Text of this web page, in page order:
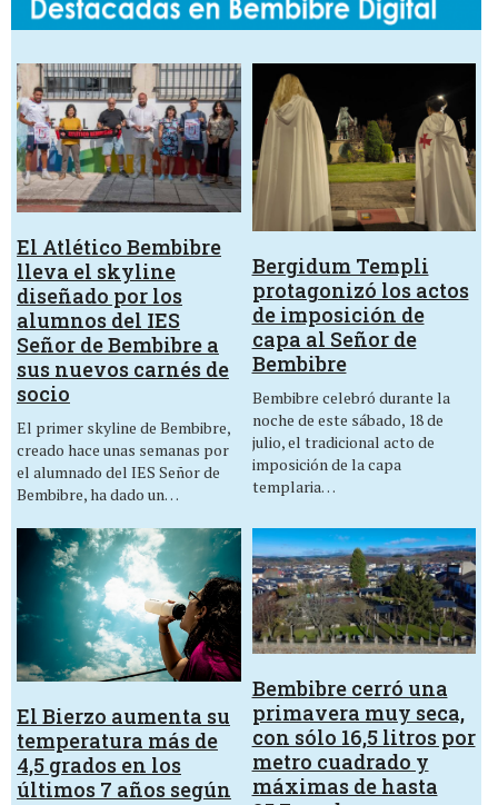
El Atlético Bembibre
lleva el skyline
diseñado por los
alumnos del IES
Señor de Bembibre a
sus nuevos carnés de
socio
El primer skyline de Bembibre,
creado hace unas semanas por
el alumnado del IES Señor de
Bembibre, ha dado un…
Bergidum Templi
protagonizó los actos
de imposición de
capa al Señor de
Bembibre
Bembibre celebró durante la
noche de este sábado, 18 de
julio, el tradicional acto de
imposición de la capa
templaria…
El Bierzo aumenta su
temperatura más de
4,5 grados en los
últimos 7 años según
Bembibre cerró una
primavera muy seca,
con sólo 16,5 litros por
metro cuadrado y
máximas de hasta